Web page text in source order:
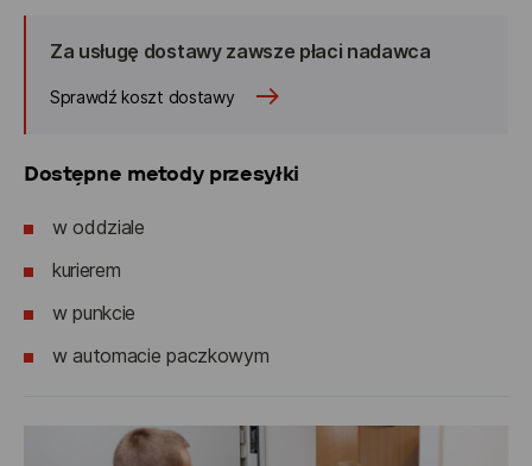
Za usługę dostawy zawsze płaci nadawca
Sprawdź koszt dostawy
Dostępne metody przesyłki
w oddziale
kurierem
w punkcie
w automacie paczkowym